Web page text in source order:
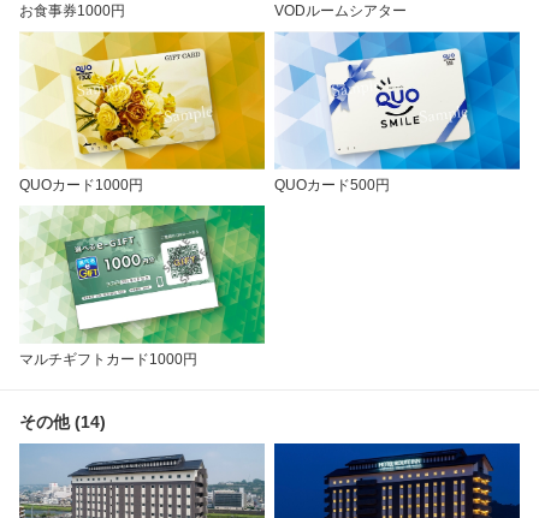
お食事券1000円 VODルームシアター
QUOカード1000円 QUOカード500円
マルチギフトカード1000円
その他 (14)